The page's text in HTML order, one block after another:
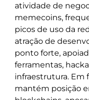
atividade de
memecoins,
picos de uso da
atração de
ponto forte,
ferramentas,
infraestrutura. Em
mantém posição